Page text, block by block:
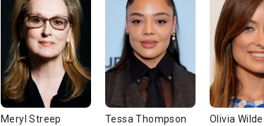
Meryl Streep Tessa Thompson Olivia Wilde